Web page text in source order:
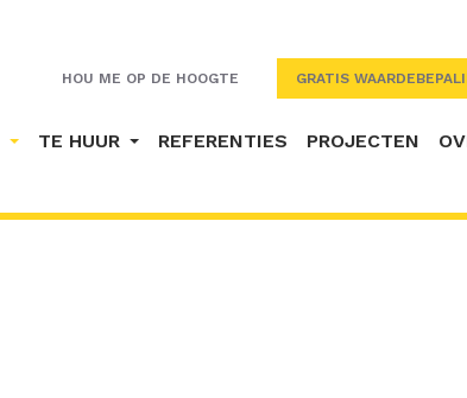
HOU ME OP DE HOOGTE GRATIS
TE HUUR REFERENTIES PROJECTEN